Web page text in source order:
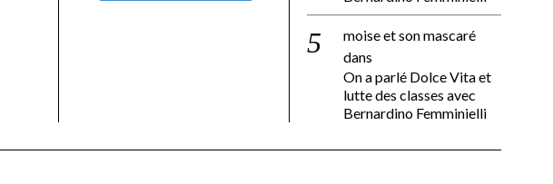
moise et son mascaré
dans
On a parlé Dolce Vita et
lutte des classes avec
Bernardino Femminielli